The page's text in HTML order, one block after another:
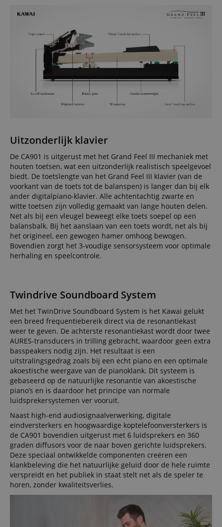
Uitzonderlijk klavier
De CA901 is uitgerust met het Grand Feel III mechaniek met
houten toetsen, wat een uitzonderlijk realistisch speelgevoel
biedt. De toetslengte van het Grand Feel III klavier (van de
voorkant van de toets tot de balanspen) is langer dan bij elk
ander digitalpiano-klavier. Alle achtentachtig zwarte en
witte toetsen zijn volledig gemaakt van lange houten delen.
Net als bij een vleugel beweegt elke toets soepel op een
balansbalk. Bij het aanslaan van een toets wordt, net als bij
het origineel, een gewogen hamer omhoog bewogen.
Bovendien zorgt het 3-voudige sensorsysteem voor optimale
herhaling en speelcontrole.
Twindrive Soundboard System
Met het TwinDrive Soundboard System is het Kawai gelukt
een breed frequentiebereik direct via de resonantiekast
weer te geven. De achterste resonantiekast wordt door twee
AURES-transducers in trilling gebracht, waardoor geen extra
basspeakers nodig zijn. Het resultaat is een
uitstralingsgedrag zoals bij een echt piano en een optimale
akoestische weergave van de pianoklank. Dit systeem is
gebaseerd op de natuurlijke resonantie van akoestische
piano’s en is daardoor het principe van normale
luidsprekersystemen ver vooruit.
Naast high-end audiosignaalverwerking, digitale
eindversterkers en hoogwaardige koptelefoonversterkers is
de CA901 bovendien uitgerust met 6 luidsprekers en 360
graden diffusors voor de naar boven gerichte luidsprekers.
Deze speciaal ontwikkelde componenten creëren een
klankbeleving die het natuurlijke geluid door de hele ruimte
verspreidt en het publiek in staat stelt net als de speler te
horen, zonder kwaliteitsverlies.